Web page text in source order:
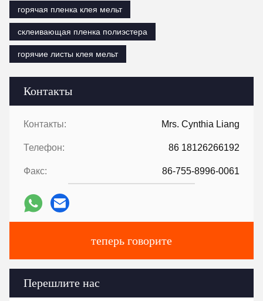
Контакты
Контакты: Mrs. Cynthia Liang
Телефон: 86 18126266192
Факс: 86-755-8996-0061
теперь говорите
Перешлите нас
горячая пленка клея мельт
склеивающая пленка полиэстера
горячие листы клея мельт